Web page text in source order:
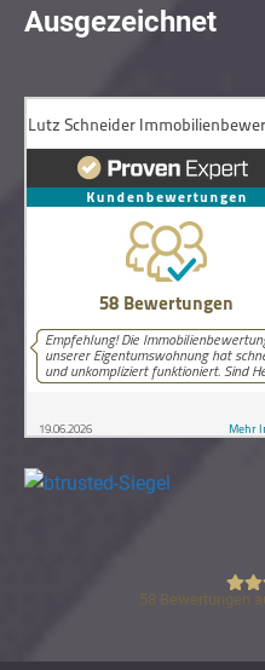
Ausgezeichnet
Lutz
58 Bewertungen